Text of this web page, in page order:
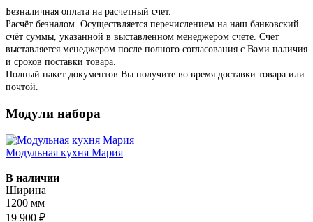
Безналичная оплата на расчетный счет.
Расчёт безналом. Осуществляется перечислением на наш банковский
счёт суммы, указанной в выставленном менеджером счете. Счет
выставляется менеджером после полного согласования с Вами наличия
и сроков поставки товара.
Полный пакет документов Вы получите во время доставки товара или
почтой.
Модули набора
Модульная кухня Мария
В наличии
Ширина
1200 мм
19 900 ₽